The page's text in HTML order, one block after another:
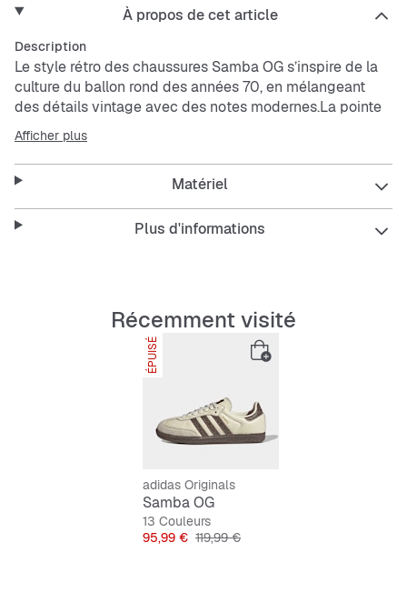
À propos de cet article
Description
Le style rétro des chaussures Samba OG s’inspire de la
culture du ballon rond des années 70, en mélangeant
des détails vintage avec des notes modernes.La pointe
en suède, les 3 bandes dentelées et la semelle
extérieure en caoutchouc texturé créent le look iconique
de la Samba. Le logo Trèfle au niveau de la languette et
le nom « Samba » sur le côté ne laissent aucun doute :
ces chaussures suivent une grande lignée tendance.Des
décennies d’histoire ont façonné ce modèle classique.
Chaussant standard
Semelle de propreté synthétique
Semelle extérieure en caoutchouc
Afficher plus
Matériel
Plus d'informations
Récemment visité
ÉPUISÉ
adidas Originals
Samba OG
13 Couleurs
Prix
95,99 € Prix original
119,99 €